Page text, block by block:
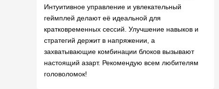
Интуитивное управление и увлекательный
геймплей делают её идеальной для
кратковременных сессий. Улучшение навыков и
стратегий держит в напряжении, а
захватывающие комбинации блоков вызывают
настоящий азарт. Рекомендую всем любителям
головоломок!